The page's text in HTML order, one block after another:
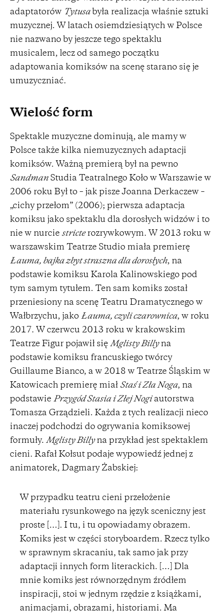
adaptatorów Tytusabyła realizacja właśnie sztuki
muzycznej. W latach osiemdziesiątych w Polsce
nie nazwano by jeszcze tego spektaklu
musicalem, lecz od samego początku
adaptowania komiksów na scenę starano się je
umuzyczniać.
Wielość form
Spektakle muzyczne dominują, ale mamy w
Polsce także kilka niemuzycznych adaptacji
komiksów. Ważną premierą był na pewno
Sandman Studia Teatralnego Koło w Warszawie w
2006 roku Był to – jak pisze Joanna Derkaczew –
„cichy przełom” (2006); pierwsza adaptacja
komiksu jako spektaklu dla dorosłych widzów i to
nie w nurcie stricterozrywkowym. W 2013 roku w
warszawskim Teatrze Studio miała premierę
Łauma, bajka zbyt straszna dla dorosłych, na
podstawie komiksu Karola Kalinowskiego pod
tym samym tytułem. Ten sam komiks został
przeniesiony na scenę Teatru Dramatycznego w
Wałbrzychu, jako Łauma, czyli czarownica, w roku
2017. W czerwcu 2013 roku w krakowskim
Teatrze Figur pojawił się Mglisty Billyna
podstawie komiksu francuskiego twórcy
Guillaume Bianco, a w 2018 w Teatrze Śląskim w
Katowicach premierę miał Staś i Zła Noga, na
podstawie Przygód Stasia i Złej Nogiautorstwa
Tomasza Grządzieli. Każda z tych realizacji nieco
inaczej podchodzi do ogrywania komiksowej
formuły. Mglisty Billyna przykład jest spektaklem
cieni. Rafał Kołsut podaje wypowiedź jednej z
animatorek, Dagmary Żabskiej:
W przypadku teatru cieni przełożenie
materiału rysunkowego na język sceniczny jest
proste […]. I tu, i tu opowiadamy obrazem.
Komiks jest w części storyboardem. Rzecz tylko
w sprawnym skracaniu, tak samo jak przy
adaptacji innych form literackich. […] Dla
mnie komiks jest równorzędnym źródłem
inspiracji, stoi w jednym rzędzie z książkami,
animacjami, obrazami, historiami. Ma